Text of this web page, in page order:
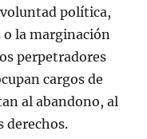
política,
o la marginación
perpetradores
cargos de
al abandono, al
derechos.